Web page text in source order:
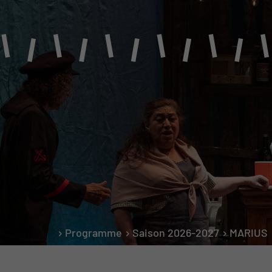
PROGRAMME
Représentations scolaires
Programmation indépendante
Sociétés locales
Programme Saison 2026-2027 MARIUS